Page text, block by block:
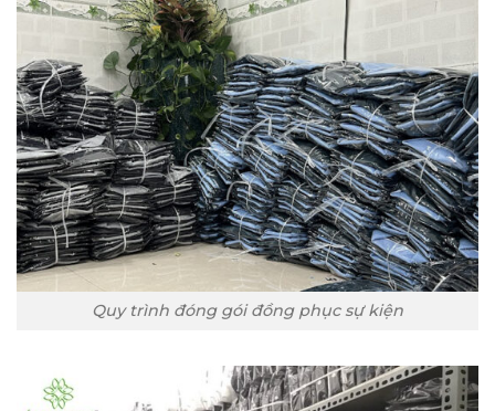
Quy trình đóng gói đồng phục sự kiện